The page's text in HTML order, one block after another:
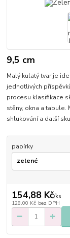
9,5 cm
Malý kulatý tvar je
jednotlivých
procesu klasifikace
stěny, okna a
shlukování a další
papírky
154,88 Kč/ks
128,00 Kč bez DPH